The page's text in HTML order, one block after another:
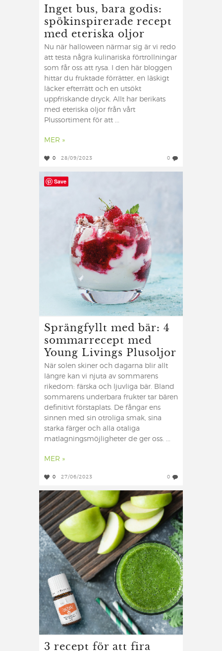
Inget bus, bara godis:
spökinspirerade recept
med eteriska oljor
Nu när halloween närmar sig är vi redo
att testa några kulinariska förtrollningar
som får oss att rysa. I den här bloggen
hittar du fruktade förrätter, en läskigt
läcker efterrätt och en utsökt
uppfriskande dryck. Allt har berikats
med eteriska oljor från vårt
Plussortiment för att ...
MER »
0 28/09/2023 0
Sprängfyllt med bär: 4
sommarrecept med
Young Livings Plusoljor
När solen skiner och dagarna blir allt
längre kan vi njuta av sommarens
rikedom: färska och ljuvliga bär. Bland
sommarens underbara frukter tar bären
definitivt förstaplats. De fångar ens
sinnen med sin otroliga smak, sina
starka färger och alla otaliga
matlagningsmöjligheter de ger oss. ...
MER »
0 27/06/2023 0
3 recept för att fira
Save